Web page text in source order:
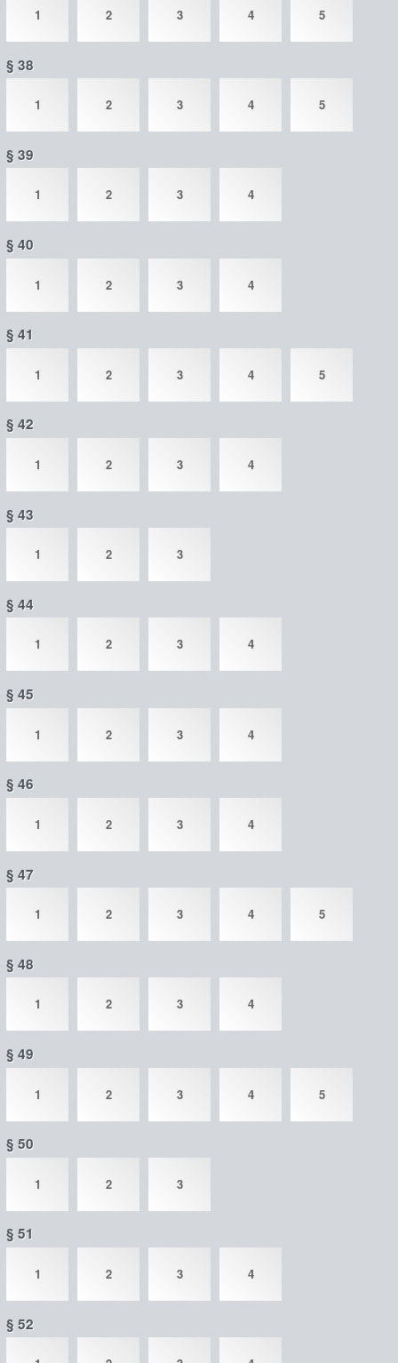
1 2 3 4 5
§ 38
1 2 3 4 5
§ 39
1 2 3 4
§ 40
1 2 3 4
§ 41
1 2 3 4 5
§ 42
1 2 3 4
§ 43
1 2 3
§ 44
1 2 3 4
§ 45
1 2 3 4
§ 46
1 2 3 4
§ 47
1 2 3 4 5
§ 48
1 2 3 4
§ 49
1 2 3 4 5
§ 50
1 2 3
§ 51
1 2 3 4
§ 52